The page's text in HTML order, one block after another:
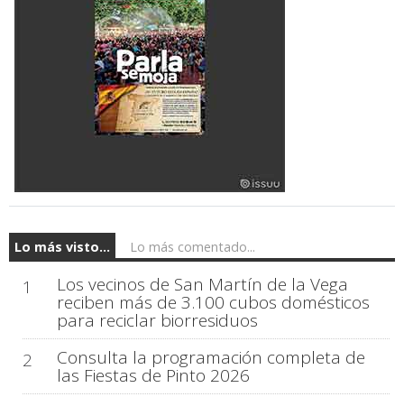
Lo más visto... Lo más comentado...
1 Los vecinos de San Martín de la Vega
reciben más de 3.100 cubos domésticos
para reciclar biorresiduos
2
Consulta la programación completa de
las Fiestas de Pinto 2026